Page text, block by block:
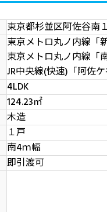
東京都杉並区阿佐谷南１
東京メトロ丸ノ内線「
東京メトロ丸ノ内線「
JR中央線(快速)「阿佐
4LDK
124.23㎡
木造
１戸
南4ｍ幅
即引渡可